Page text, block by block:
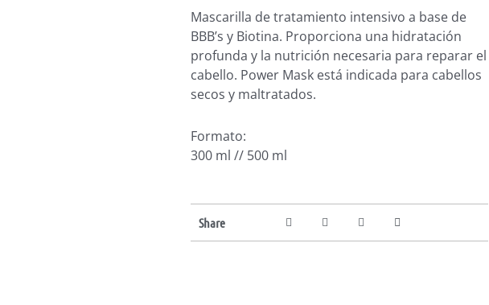
Mascarilla de tratamiento intensivo a base de
BBB’s y Biotina. Proporciona una hidratación
profunda y la nutrición necesaria para reparar el
cabello. Power Mask está indicada para cabellos
secos y maltratados.
Formato:
300 ml // 500 ml
Share